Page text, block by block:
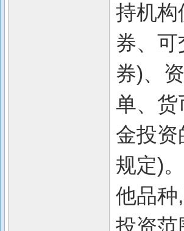
持机构
券、
券)、
单、货
金投资
规定)
他品种
投资范